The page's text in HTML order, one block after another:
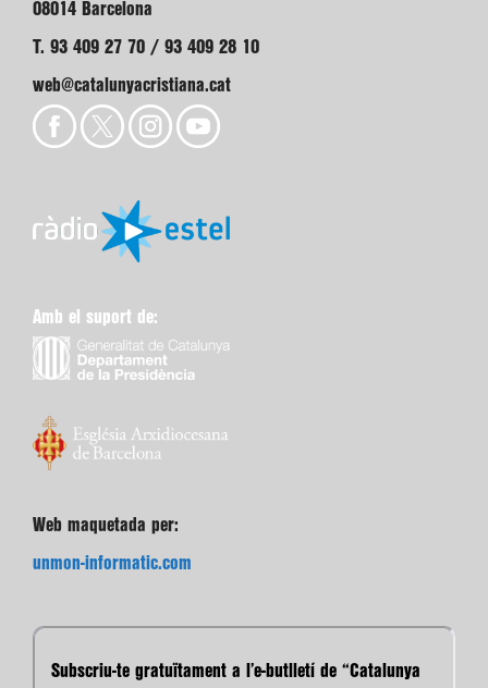
08014 Barcelona
T. 93 409 27 70 / 93 409 28 10
web@catalunyacristiana.cat
Amb el suport de:
Web maquetada per:
unmon-informatic.com
Subscriu-te gratuïtament a l’e-butlletí de “Catalunya